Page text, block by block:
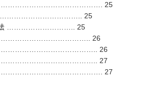
25
………………………………….. 25
方法 ……………………….. 25
…………………………………….. 26
26
27
27